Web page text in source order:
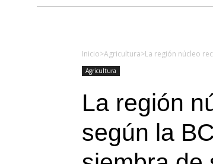
Inicio>Agricultura>
Agricultura
La región
según la